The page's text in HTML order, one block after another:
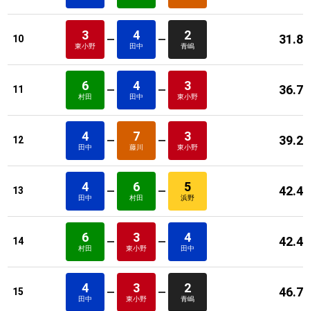
10 3
東小野
4
田中
2
青嶋 31.8
11 6
村田
4
田中
3
東小野 36.7
12 4
田中
7
藤川
3
東小野 39.2
13 4
田中
6
村田
5
浜野 42.4
14 6
村田
3
東小野
4
田中 42.4
15 4
田中
3
東小野
2
青嶋 46.7